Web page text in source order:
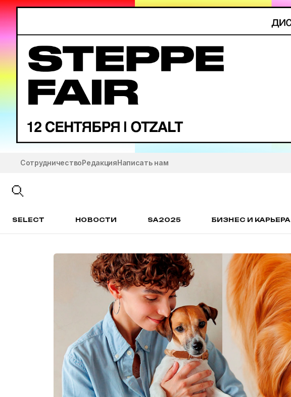
СотрудничествоРедакцияНаписать нам
SELECT НОВОСТИ SA2025 БИЗНЕС И КАРЬЕРА